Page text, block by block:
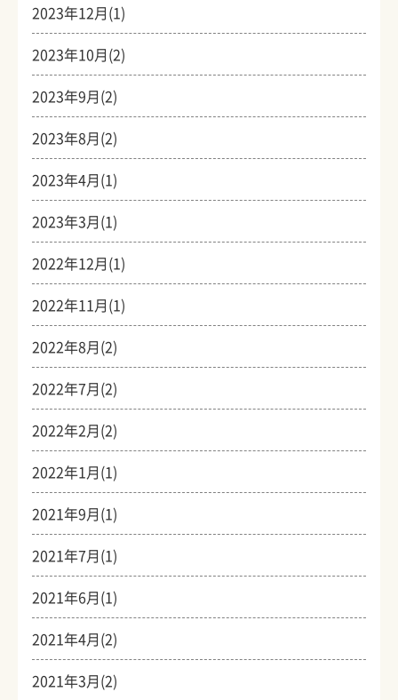
2023年12月(1)
2023年10月(2)
2023年9月(2)
2023年8月(2)
2023年4月(1)
2023年3月(1)
2022年12月(1)
2022年11月(1)
2022年8月(2)
2022年7月(2)
2022年2月(2)
2022年1月(1)
2021年9月(1)
2021年7月(1)
2021年6月(1)
2021年4月(2)
2021年3月(2)